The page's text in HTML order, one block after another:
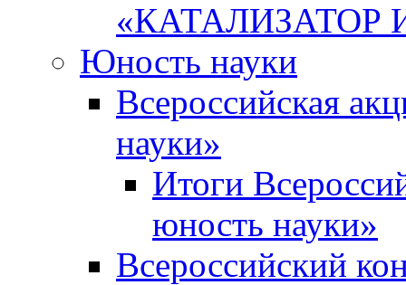
«КАТАЛИЗАТОР
Юность науки
Всероссийская
науки»
Итоги
юность науки»
Всероссийский